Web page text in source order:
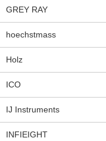
GREY RAY
hoechstmass
Holz
ICO
IJ Instruments
INFIEIGHT